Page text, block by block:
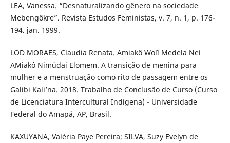
LEA, Vanessa. “Desnaturalizando gênero na sociedade
Mebengôkre”. Revista Estudos Feministas, v. 7, n. 1, p. 176-
194. jan. 1999.
LOD MORAES, Claudia Renata. Amiakô Wolï Medela Neí
AMiakô Nimüdai Elomem. A transição de menina para
mulher e a menstruação como rito de passagem entre os
Galibi Kali’na. 2018. Trabalho de Conclusão de Curso (Curso
de Licenciatura Intercultural Indígena) - Universidade
Federal do Amapá, AP, Brasil.
KAXUYANA, Valéria Paye Pereira; SILVA, Suzy Evelyn de